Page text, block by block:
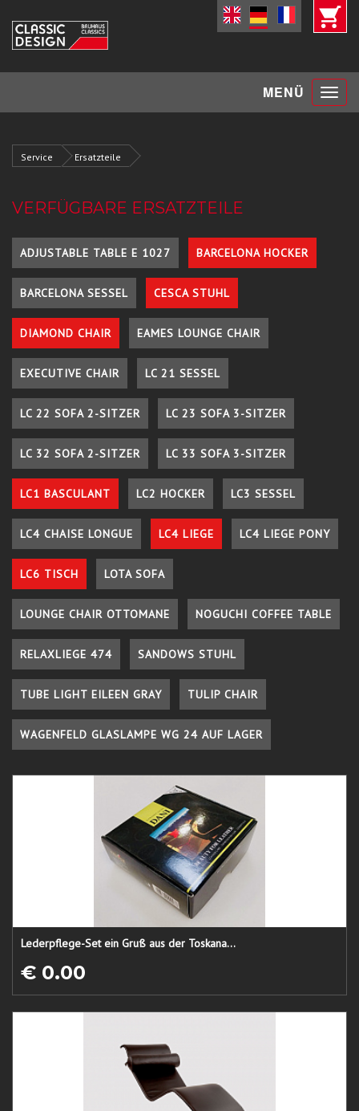
MENÜ Toggle
Service Ersatzteile
VERFÜGBARE ERSATZTEILE
ADJUSTABLE TABLE E 1027 BARCELONA HOCKER
BARCELONA SESSEL CESCA STUHL
DIAMOND CHAIR EAMES LOUNGE CHAIR
EXECUTIVE CHAIR LC 21 SESSEL
LC 22 SOFA 2-SITZER LC 23 SOFA 3-SITZER
LC 32 SOFA 2-SITZER LC 33 SOFA 3-SITZER
LC1 BASCULANT LC2 HOCKER LC3 SESSEL
LC4 CHAISE LONGUE LC4 LIEGE LC4 LIEGE PONY
LC6 TISCH LOTA SOFA
LOUNGE CHAIR OTTOMANE NOGUCHI COFFEE TABLE
RELAXLIEGE 474 SANDOWS STUHL
TUBE LIGHT EILEEN GRAY TULIP CHAIR
WAGENFELD GLASLAMPE WG 24 AUF LAGER
Lederpflege-Set ein Gruß aus der Toskana...
€ 0.00